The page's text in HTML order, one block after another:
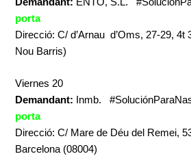
porta
Direcció: C/ d’Arnau d’Oms, 27-29, 4t
Nou Barris)
Viernes 20
Demandant: Inmb.
porta
Direcció: C/ Mare de Déu del Remei,
Barcelona (08004)